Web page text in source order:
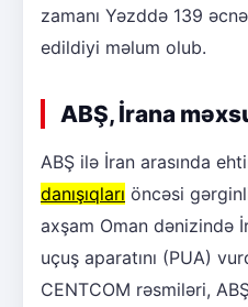
zamanı Yəzddə 139
edildiyi məlum olub.
ABŞ, İrana
ABŞ ilə İran arasında
danışıqları öncəsi
axşam Oman dənizində
uçuş aparatını (PUA)
CENTCOM rəsmiləri,